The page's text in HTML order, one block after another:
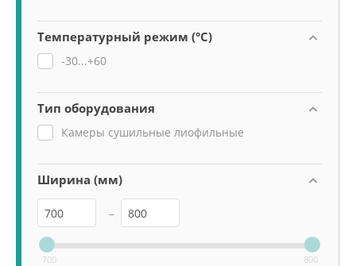
Температурный режим (°C)
-30...+60
Тип оборудования
Камеры сушильные лиофильные
Ширина (мм)
–
700 800